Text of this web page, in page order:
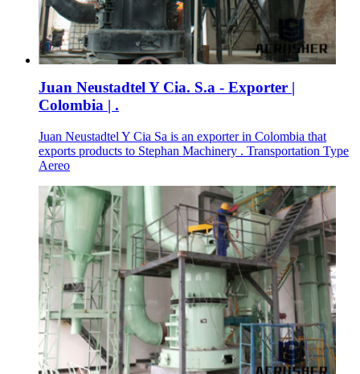
Juan Neustadtel Y Cia. S.a - Exporter |
Colombia | .
Juan Neustadtel Y Cia Sa is an exporter in Colombia that
exports products to Stephan Machinery . Transportation Type
Aereo